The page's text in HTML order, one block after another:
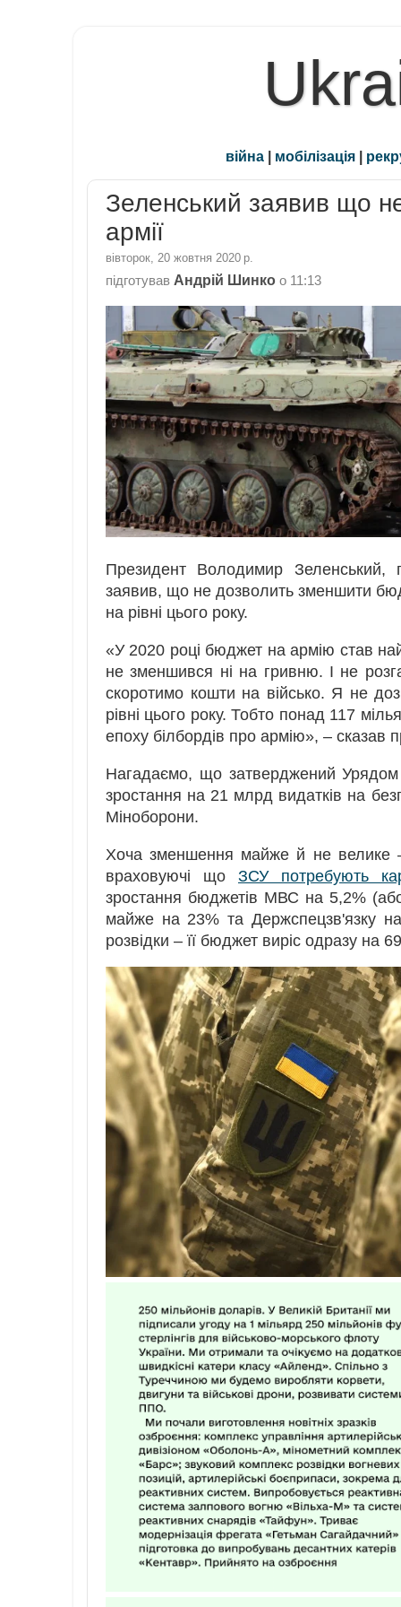
війна | мобілізація |
Зеленський заявив що
армії
вівторок, 20 жовтня 2020 р.
підготував Андрій Шинко о 11:13
Президент Володимир Зеленський,
заявив, що не дозволить зменшити
на рівні цього року.
«У 2020 році бюджет на армію став
не зменшився ні на гривню. І не
скоротимо кошти на військо. Я не
рівні цього року. Тобто понад 117
епоху білбордів про армію», – сказав
Нагадаємо, що затверджений Урядом
зростання на 21 млрд видатків на
Міноборони.
Хоча зменшення майже й не велике
враховуючі що ЗСУ потребують
зростання бюджетів МВС на 5,2%
майже на 23% та Держспецзв'язку
розвідки – її бюджет виріс одразу на